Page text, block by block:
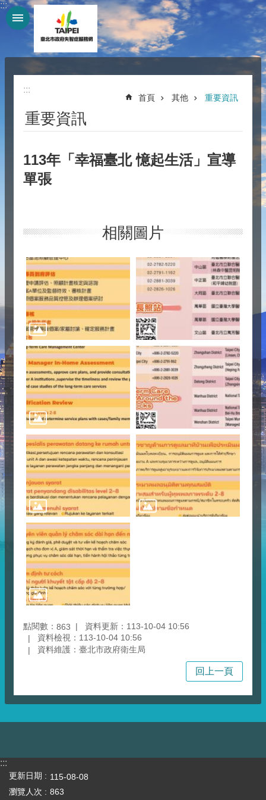
跳到主要內容區塊
:::
:::
首頁 其他 重要資訊
重要資訊
113年「幸福臺北 憶起生活」宣導
單張
相關圖片
點閱數： 863
資料更新：113-10-04 10:56
資料檢視：113-10-04 10:56
資料維護：臺北市政府衛生局
回上一頁
:::
更新日期
115-08-08
瀏覽人次
863